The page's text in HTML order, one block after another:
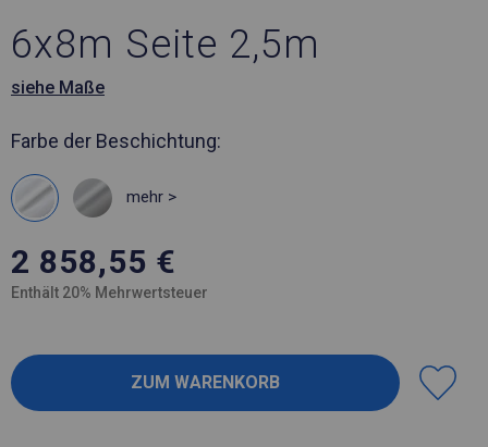
6x8m Seite 2,5m
siehe Maße
Farbe der Beschichtung:
mehr >
2 858,55 €
Enthält 20% Mehrwertsteuer